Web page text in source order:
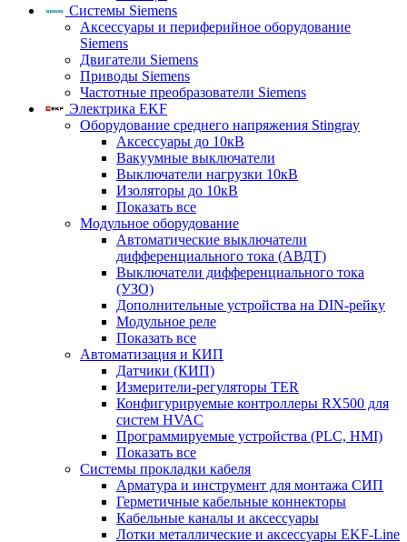
Системы Siemens
Аксессуары и периферийное оборудование
Siemens
Двигатели Siemens
Приводы Siemens
Частотные преобразователи Siemens
Электрика EKF
Оборудование среднего напряжения Stingray
Аксессуары до 10кВ
Вакуумные выключатели
Выключатели нагрузки 10кВ
Изоляторы до 10кВ
Показать все
Модульное оборудование
Автоматические выключатели
дифференциального тока (АВДТ)
Выключатели дифференциального тока
(УЗО)
Дополнительные устройства на DIN-рейку
Модульное реле
Показать все
Автоматизация и КИП
Датчики (КИП)
Измерители-регуляторы TER
Конфигурируемые контроллеры RX500 для
систем HVAC
Программируемые устройства (PLC, HMI)
Показать все
Системы прокладки кабеля
Арматура и инструмент для монтажа СИП
Герметичные кабельные коннекторы
Кабельные каналы и аксессуары
Лотки металлические и аксессуары EKF-Line